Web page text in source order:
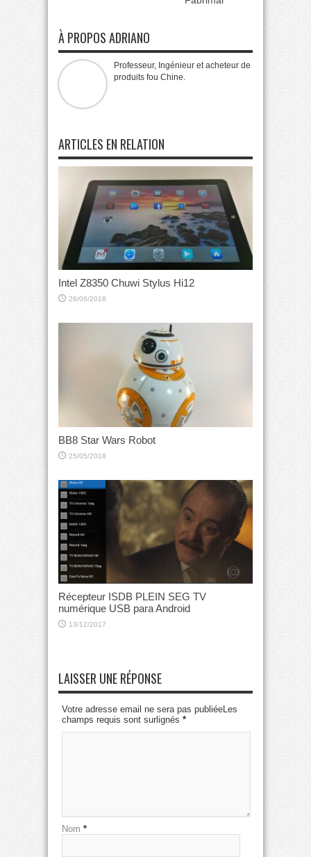
À PROPOS ADRIANO
Professeur, Ingénieur et acheteur de
produits fou Chine.
ARTICLES EN RELATION
Intel Z8350 Chuwi Stylus Hi12
26/06/2018
BB8 Star Wars Robot
25/05/2018
Récepteur ISDB PLEIN SEG TV
numérique USB para Android
13/12/2017
LAISSER UNE RÉPONSE
Votre adresse email ne sera pas publiéeLes
champs requis sont surlignés *
Nom *